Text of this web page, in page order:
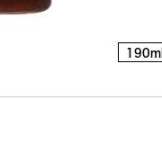
190ml